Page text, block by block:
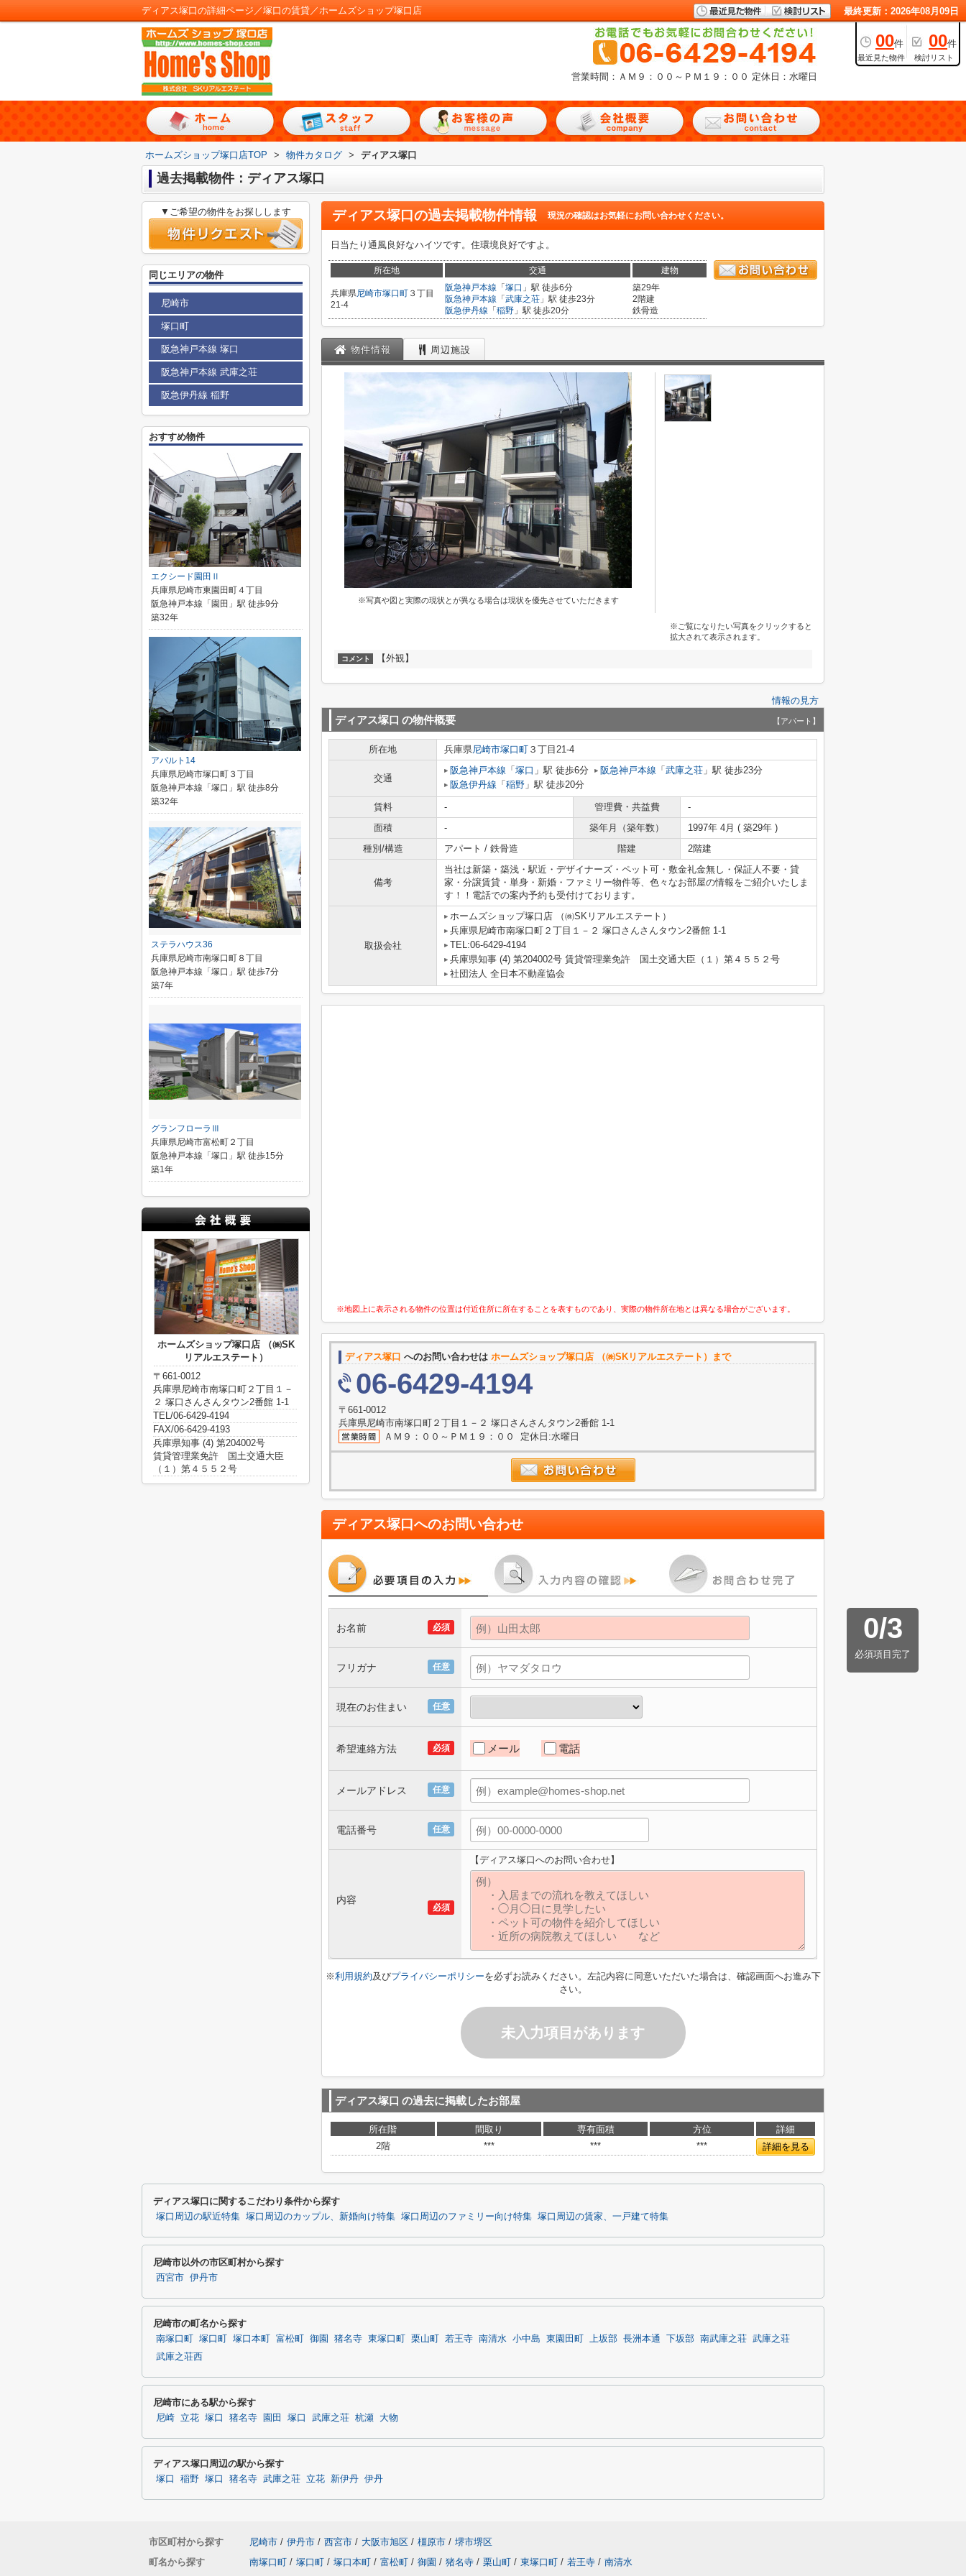
ディアス塚口の詳細ページ／塚口の賃貸／ホームズショップ塚口店 最終更新：2026年08月09日
00件
最近見た物件
00件
検討リスト
営業時間：ＡＭ９：００～ＰＭ１９：００ 定休日：水曜日
ホームズショップ塚口店TOP > 物件カタログ > ディアス塚口
過去掲載物件：ディアス塚口
ディアス塚口の過去掲載物件情報 現況の確認はお気軽にお問い合わせください。
日当たり通風良好なハイツです。住環境良好ですよ。
所在地 交通 建物
兵庫県尼崎市塚口町 ３丁目
21-4
阪急神戸本線 「 塚口 」駅 徒歩6分
阪急神戸本線 「 武庫之荘 」駅 徒歩23分
阪急伊丹線 「 稲野 」駅 徒歩20分
築29年
2階建
鉄骨造
物件情報 周辺施設
※写真や図と実際の現状とが異なる場合は現状を優先させていただきます
※ご覧になりたい写真をクリックすると
拡大されて表示されます。
コメント 【外観】
情報の見方
ディアス塚口 の物件概要 【アパート】
所在地 兵庫県尼崎市塚口町 ３丁目21-4
交通
阪急神戸本線 「 塚口 」駅 徒歩6分 阪急神戸本線 「 武庫之荘 」駅 徒歩23分
阪急伊丹線 「 稲野 」駅 徒歩20分
賃料 - 管理費・共益費
-
面積
- 築年月（築年数）
1997年 4月 ( 築29年 )
種別/構造
アパート / 鉄骨造 階建 2階建
備考
当社は新築・築浅・駅近・デザイナーズ・ペット可・敷金礼金無し・保証人不要・貸
家・分譲賃貸・単身・新婚・ファミリー物件等、色々なお部屋の情報をご紹介いたしま
す！！電話での案内予約も受付けております。
取扱会社
ホームズショップ塚口店 （㈱SKリアルエステート）
兵庫県尼崎市南塚口町２丁目１－２ 塚口さんさんタウン2番館 1-1
TEL:06-6429-4194
兵庫県知事 (4) 第204002号 賃貸管理業免許 国土交通大臣（１）第４５５２号
社団法人 全日本不動産協会
※地図上に表示される物件の位置は付近住所に所在することを表すものであり、実際の物件所在地とは異なる場合がございます。
ディアス塚口 へのお問い合わせは ホームズショップ塚口店 （㈱SKリアルエステート）まで
06-6429-4194
〒661-0012
兵庫県尼崎市南塚口町２丁目１－２ 塚口さんさんタウン2番館 1-1
ＡＭ９：００～ＰＭ１９：００ 定休日:水曜日
ディアス塚口へのお問い合わせ
0/3
必須項目完了
必須
お名前
任意
フリガナ
任意
現在のお住まい
必須
希望連絡方法 メール 電話
任意
メールアドレス
任意
電話番号
必須
内容
【ディアス塚口へのお問い合わせ】
※利用規約及びプライバシーポリシーを必ずお読みください。左記内容に同意いただいた場合は、確認画面へお進み下
さい。
未入力項目があります
ディアス塚口 の過去に掲載したお部屋
所在階 間取り 専有面積 方位
詳細
2階
*** *** *** 詳細を見る
▼ご希望の物件をお探しします
同じエリアの物件
尼崎市
塚口町
阪急神戸本線 塚口
阪急神戸本線 武庫之荘
阪急伊丹線 稲野
おすすめ物件
エクシード園田Ⅱ
兵庫県尼崎市東園田町４丁目
阪急神戸本線「園田」駅 徒歩9分
築32年
アパルト14
兵庫県尼崎市塚口町３丁目
阪急神戸本線「塚口」駅 徒歩8分
築32年
ステラハウス36
兵庫県尼崎市南塚口町８丁目
阪急神戸本線「塚口」駅 徒歩7分
築7年
グランフローラⅢ
兵庫県尼崎市富松町２丁目
阪急神戸本線「塚口」駅 徒歩15分
築1年
ホームズショップ塚口店 （㈱SK
リアルエステート）
〒661-0012
兵庫県尼崎市南塚口町２丁目１－
２ 塚口さんさんタウン2番館 1-1
TEL/06-6429-4194
FAX/06-6429-4193
兵庫県知事 (4) 第204002号
賃貸管理業免許 国土交通大臣
（１）第４５５２号
ディアス塚口に関するこだわり条件から探す
塚口周辺の駅近特集 塚口周辺のカップル、新婚向け特集 塚口周辺のファミリー向け特集 塚口周辺の賃家、一戸建て特集
尼崎市以外の市区町村から探す
西宮市 伊丹市
尼崎市の町名から探す
南塚口町 塚口町 塚口本町 富松町 御園 猪名寺 東塚口町 栗山町 若王寺 南清水 小中島 東園田町 上坂部 長洲本通 下坂部 南武庫之荘 武庫之荘
武庫之荘西
尼崎市にある駅から探す
尼崎 立花 塚口 猪名寺 園田 塚口 武庫之荘 杭瀬 大物
ディアス塚口周辺の駅から探す
塚口 稲野 塚口 猪名寺 武庫之荘 立花 新伊丹 伊丹
市区町村から探す 尼崎市 / 伊丹市 / 西宮市 / 大阪市旭区 / 橿原市 / 堺市堺区
町名から探す
南塚口町 / 塚口町 / 塚口本町 / 富松町 / 御園 / 猪名寺 / 栗山町 / 東塚口町 / 若王寺 / 南清水